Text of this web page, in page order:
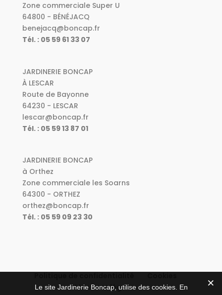
Zone commerciale Super U
64800 - BÉNÉJACQ
benejacq@boncap.fr
Tél. : 05 59 61 33 07
JARDINERIE BONCAP
À LESCAR
Route de Bayonne
64230 - LESCAR
lescar@boncap.fr
Tél. : 05 59 13 87 01
JARDINERIE BONCAP
à Orthez
Zone commerciale les Soarns
64300 - ORTHEZ
orthez@boncap.fr
Tél. : 05 59 09 23 30
Mentions légales
Le site Jardinerie Boncap, utilise des cookies. En